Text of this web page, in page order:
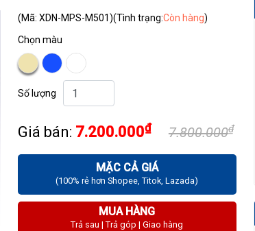
(Mã: XDN-MPS-M501)(Tình trạng:Còn hàng)
Chọn màu
Số lượng
Giá bán: 7.200.000₫ 7.800.000₫
MẶC CẢ GIÁ
(100% rẻ hơn Shopee, Titok, Lazada)
MUA HÀNG
Trả sau | Trả góp | Giao hàng